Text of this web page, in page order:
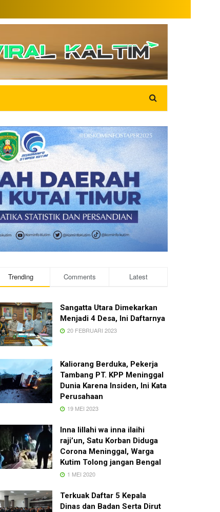
Trending Comments Latest
Sangatta Utara Dimekarkan
Menjadi 4 Desa, Ini Daftarnya
20 FEBRUARI 2023
Kaliorang Berduka, Pekerja
Tambang PT. KPP Meninggal
Dunia Karena Insiden, Ini Kata
Perusahaan
19 MEI 2023
Inna lillahi wa inna ilaihi
raji’un, Satu Korban Diduga
Corona Meninggal, Warga
Kutim Tolong jangan Bengal
1 MEI 2020
Terkuak Daftar 5 Kepala
Dinas dan Badan Serta Dirut